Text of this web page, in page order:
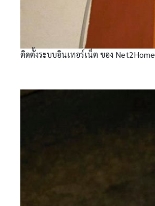
ติดตั้งระบบอินเทอร์เน็ต ของ Net2Home